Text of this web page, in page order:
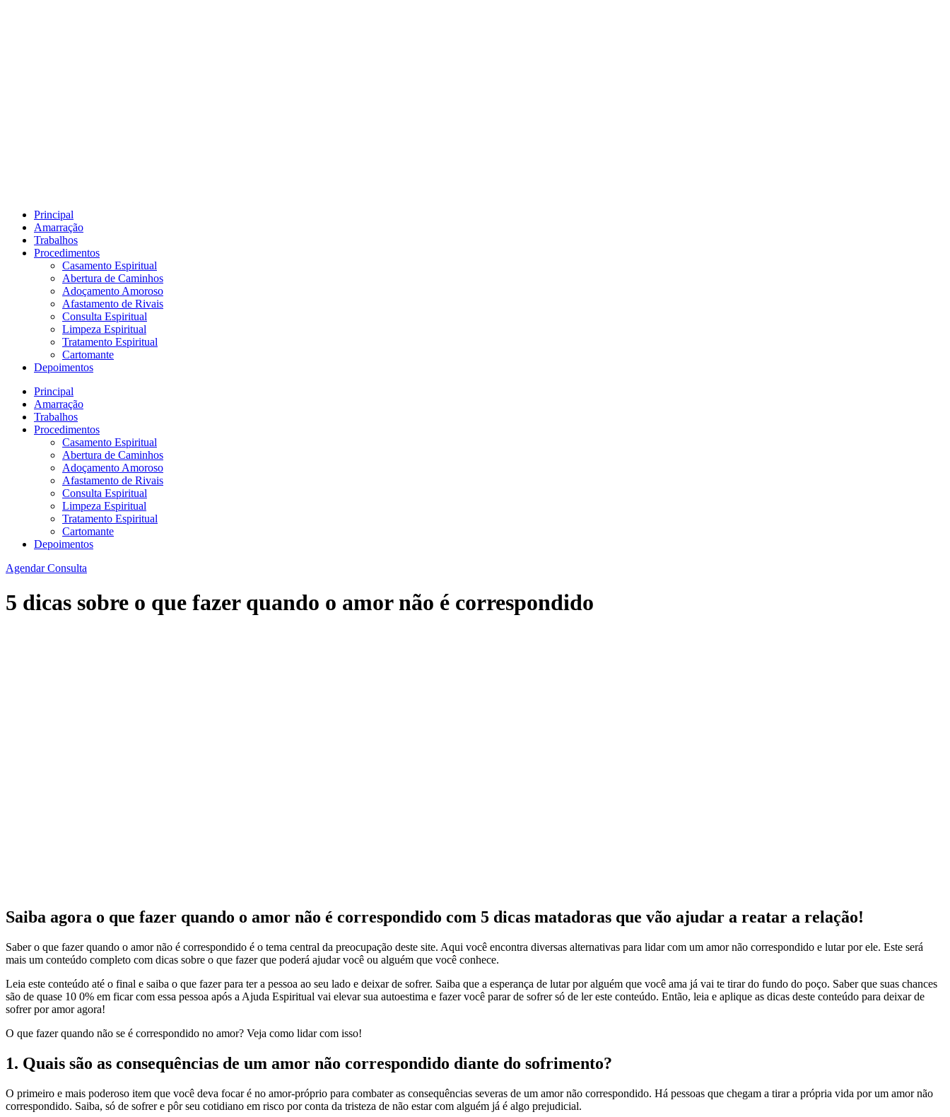
Principal
Amarração
Trabalhos
Procedimentos
Casamento Espiritual
Abertura de Caminhos
Adoçamento Amoroso
Afastamento de Rivais
Consulta Espiritual
Limpeza Espiritual
Tratamento Espiritual
Cartomante
Depoimentos
Principal
Amarração
Trabalhos
Procedimentos
Casamento Espiritual
Abertura de Caminhos
Adoçamento Amoroso
Afastamento de Rivais
Consulta Espiritual
Limpeza Espiritual
Tratamento Espiritual
Cartomante
Depoimentos
Agendar Consulta
5 dicas sobre o que fazer quando o amor não é correspondido
Saiba agora o que fazer quando o amor não é correspondido com 5 dicas matadoras que vão ajudar a reatar a relação!
Saber o que fazer quando o amor não é correspondido é o tema central da preocupação deste site. Aqui você encontra diversas alternativas para lidar com um amor não correspondido e lutar por ele. Este será
mais um conteúdo completo com dicas sobre o que fazer que poderá ajudar você ou alguém que você conhece.
Leia este conteúdo até o final e saiba o que fazer para ter a pessoa ao seu lado e deixar de sofrer. Saiba que a esperança de lutar por alguém que você ama já vai te tirar do fundo do poço. Saber que suas chances
são de quase 10 0% em ficar com essa pessoa após a Ajuda Espiritual vai elevar sua autoestima e fazer você parar de sofrer só de ler este conteúdo. Então, leia e aplique as dicas deste conteúdo para deixar de
sofrer por amor agora!
O que fazer quando não se é correspondido no amor? Veja como lidar com isso!
1. Quais são as consequências de um amor não correspondido diante do sofrimento?
O primeiro e mais poderoso item que você deva focar é no amor-próprio para combater as consequências severas de um amor não correspondido. Há pessoas que chegam a tirar a própria vida por um amor não
correspondido. Saiba, só de sofrer e pôr seu cotidiano em risco por conta da tristeza de não estar com alguém já é algo prejudicial.